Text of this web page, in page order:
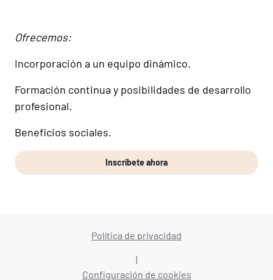
Ofrecemos:
Incorporación a un equipo dinámico.
Formación continua y posibilidades de desarrollo
profesional.
Beneficios sociales.
Inscríbete ahora
Política de privacidad
|
Configuración de cookies